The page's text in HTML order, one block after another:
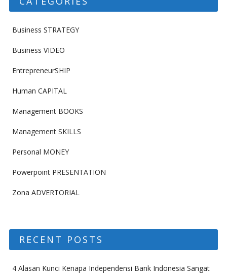
Business STRATEGY
Business VIDEO
EntrepreneurSHIP
Human CAPITAL
Management BOOKS
Management SKILLS
Personal MONEY
Powerpoint PRESENTATION
Zona ADVERTORIAL
RECENT POSTS
4 Alasan Kunci Kenapa Independensi Bank Indonesia Sangat